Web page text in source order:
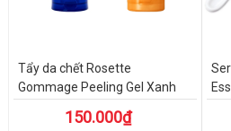
Tẩy da chết Rosette
Gommage Peeling Gel Xanh
150.000₫